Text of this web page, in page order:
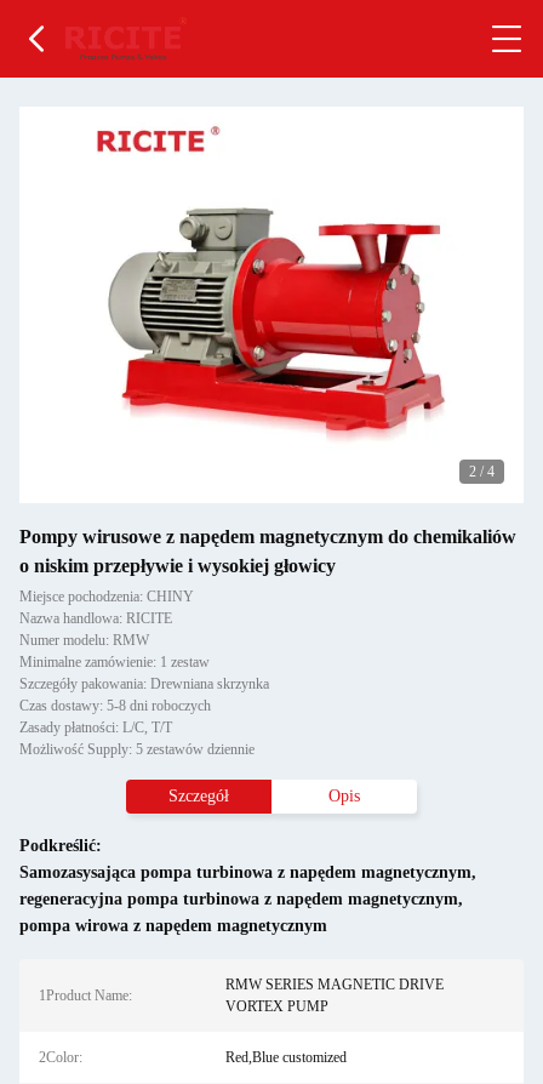
2 / 4
Pompy wirusowe z napędem magnetycznym do chemikaliów
o niskim przepływie i wysokiej głowicy
Miejsce pochodzenia: CHINY
Nazwa handlowa: RICITE
Numer modelu: RMW
Minimalne zamówienie: 1 zestaw
Szczegóły pakowania: Drewniana skrzynka
Czas dostawy: 5-8 dni roboczych
Zasady płatności: L/C, T/T
Możliwość Supply: 5 zestawów dziennie
Szczegół Opis
Podkreślić:
Samozasysająca pompa turbinowa z napędem magnetycznym,
regeneracyjna pompa turbinowa z napędem magnetycznym,
pompa wirowa z napędem magnetycznym
1Product Name:
RMW SERIES MAGNETIC DRIVE
VORTEX PUMP
2Color: Red,Blue customized